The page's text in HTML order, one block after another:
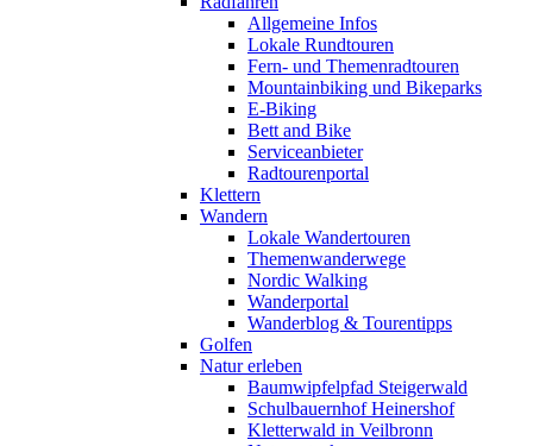
Allgemeine Infos
Lokale Rundtouren
Fern- und Themenradtouren
Mountainbiking und Bikeparks
E-Biking
Bett and Bike
Serviceanbieter
Radtourenportal
Klettern
Wandern
Lokale Wandertouren
Themenwanderwege
Nordic Walking
Wanderportal
Wanderblog & Tourentipps
Golfen
Natur erleben
Baumwipfelpfad Steigerwald
Schulbauernhof Heinershof
Kletterwald in Veilbronn